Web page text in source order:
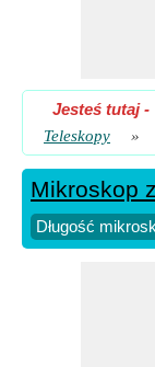
Jesteś tutaj-
Teleskopy
»
Mikroskop
Długość